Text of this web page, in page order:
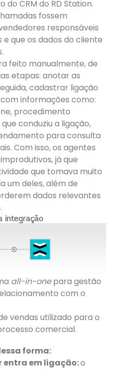
do CRM do RD Station.
fossem
responsáveis
que os dados do cliente
feito manualmente, de
etapas: anotar as
cadastrar ligação
informações como:
procedimento
conduziu a ligação,
para consulta
Com isso, os agentes
já que
que tomava muito
um deles, além de
dados relevantes
integração
all-in-onepara gestão
com o
vendas utilizado para o
comercial.
forma:
entra em ligação:o